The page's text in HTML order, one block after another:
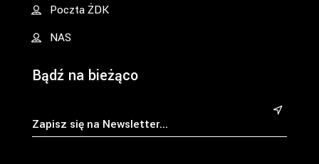
Poczta ŻDK
NAS
Bądź na bieżąco
&